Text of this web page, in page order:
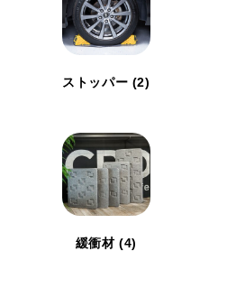
ストッパー (2)
緩衝材(4)